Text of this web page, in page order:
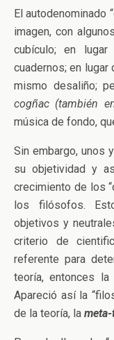
El autodenominado
imagen, con
cubículo; en
cuadernos; en lugar
mismo desaliño;
cogñac (también
música de fondo,
Sin embargo, unos
su objetividad y
crecimiento de los
los filósofos.
objetivos y
criterio de
referente para
teoría, entonces
Apareció así la
de la teoría, la